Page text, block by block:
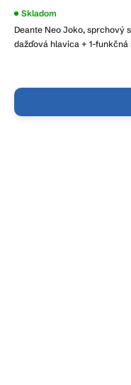
Deante Neo Joko, sprchový
dažďová hlavica + 1-
Priemerné
produktu
je
Skladom